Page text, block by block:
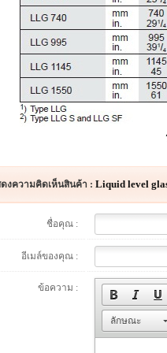
งความคิดเห็นสินค้า : Liquid level
ชื่อคุณ :
อีเมล์ของคุณ :
ข้อความ :
ลักษณะ